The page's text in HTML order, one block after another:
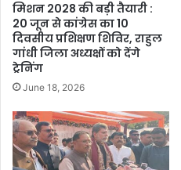
मिशन 2028 की बड़ी तैयारी :
20 जून से कांग्रेस का 10
दिवसीय प्रशिक्षण शिविर, राहुल
गांधी जिला अध्यक्षों को देंगे
ट्रेनिंग
June 18, 2026